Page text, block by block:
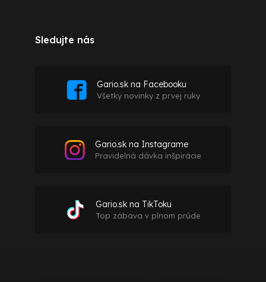
Sledujte nás
Gario.sk na Facebooku
Všetky novinky z prvej ruky
Gario.sk na Instagrame
Pravidelná dávka inšpirácie
Gario.sk na TikToku
Top zábava v plnom prúde